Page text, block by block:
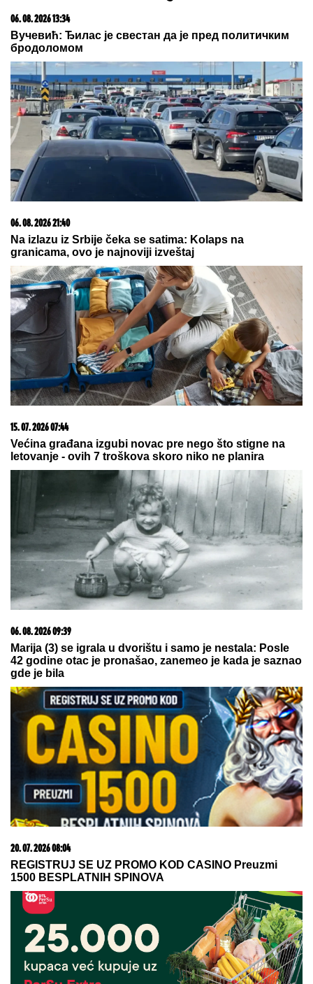
"PRESTANITE DAOBMANjUJETE I LAŽETE
JAVNOST" Dodik oštro ambasadoru Nemačke u BiX
"Otac je napustio majku jer je nije
voleo, a onda je ona pozajmljivala
novac!" Ovo je istina o odrastanju
Dina Merlina
MINA NAUMOVIĆ PROGOVORILA O
PREVARI!
Žena Ognjena Amidžića
dobila škakljivo pitanje, pa iskreno
priznala: "To je lakše"
09. 07. 2026 09:20
Komfor po meri klijenata: nova linija paketa ALTA
Вучевић: Ђилас је свестан да је пред политичким
бродоломом
06. 08. 2026 21:40
Na izlazu iz Srbije čeka se satima: Kolaps na
granicama, ovo je najnoviji izveštaj
15. 07. 2026 07:44
Većina građana izgubi novac pre nego što stigne na
letovanje - ovih 7 troškova skoro niko ne planira